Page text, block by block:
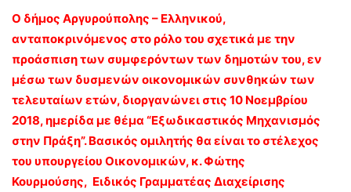
Ο δήμος Αργυρούπολης – Ελληνικού,
ανταποκρινόμενος στο ρόλο του σχετικά με την
προάσπιση των συμφερόντων των δημοτών του, εν
μέσω των δυσμενών οικονομικών συνθηκών των
τελευταίων ετών, διοργανώνει στις 10 Νοεμβρίου
2018, ημερίδα με θέμα “Εξωδικαστικός Μηχανισμός
στην Πράξη”. Βασικός ομιλητής θα είναι το στέλεχος
του υπουργείου Οικονομικών, κ. Φώτης
Κουρμούσης, Ειδικός Γραμματέας Διαχείρισης